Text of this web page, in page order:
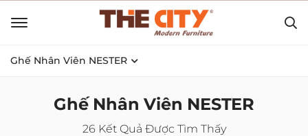
Ghế Nhân Viên NESTER
Ghế Nhân Viên NESTER
26 Kết Quả Được Tìm Thấy